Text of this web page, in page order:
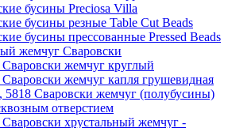
бусины Preciosa Villa
бусины резные Table Cut Beads
бусины прессованные Pressed Beads
жемчуг Сваровски
Сваровски жемчуг круглый
Сваровски жемчуг капля грушевидная
5818 Сваровски жемчуг (полубусины)
отверстием
Сваровски хрустальный жемчуг -